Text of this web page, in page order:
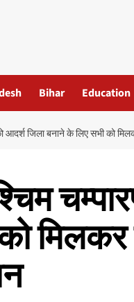
Bihar Education
आदर्श जिला बनाने के लिए सभी को
मिलकर